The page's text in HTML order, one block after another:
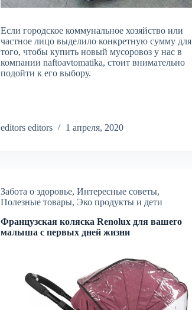
Если городское коммунальное хозяйство или
частное лицо выделило конкретную сумму для
того, чтобы купить новый мусоровоз у нас в
компании naftoavtomatika, стоит внимательно
подойти к его выбору.
editors editors 1 апреля, 2020
Забота о здоровье,Интересные советы,
Полезные товары, Эко продукты и дети
Французская коляска Renolux для вашего
малыша с первых дней жизни